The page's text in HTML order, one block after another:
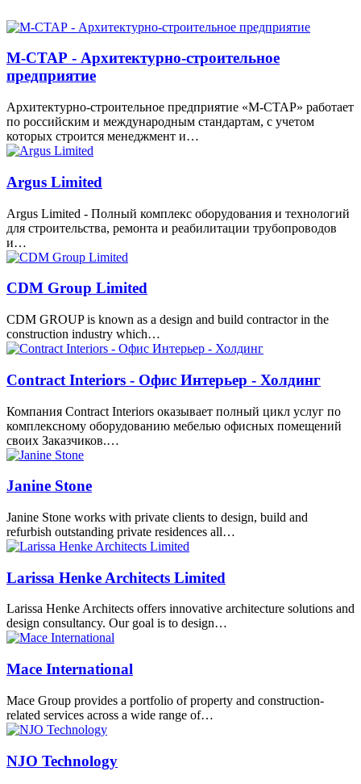
М-СТАР - Архитектурно-строительное
предприятие
Архитектурно-строительное предприятие «М-СТАР» работает
по российским и международным стандартам, с учетом
которых строится менеджмент и…
Argus Limited
Argus Limited - Полный комплекс оборудования и технологий
для строительства, ремонта и реабилитации трубопроводов
и…
CDM Group Limited
CDM GROUP is known as a design and build contractor in the
construction industry which…
Contract Interiors - Офис Интерьер - Холдинг
Компания Contract Interiors оказывает полный цикл услуг по
комплексному оборудованию мебелью офисных помещений
своих Заказчиков.…
Janine Stone
Janine Stone works with private clients to design, build and
refurbish outstanding private residences all…
Larissa Henke Architects Limited
Larissa Henke Architects offers innovative architecture solutions and
design consultancy. Our goal is to design…
Mace International
Mace Group provides a portfolio of property and construction-
related services across a wide range of…
NJO Technology